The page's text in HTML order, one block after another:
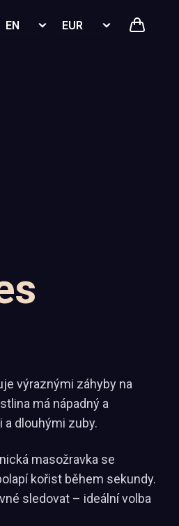
Select languageSelect currency
výraznými záhyby na
má nápadný a
dlouhými zuby.
masožravka se
kořist během sekundy.
sledovat – ideální volba